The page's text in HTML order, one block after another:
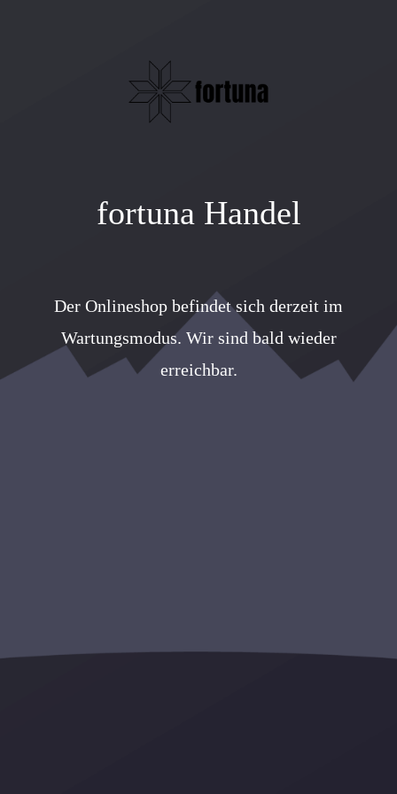
fortuna Handel
Der Onlineshop befindet sich derzeit im
Wartungsmodus. Wir sind bald wieder
erreichbar.